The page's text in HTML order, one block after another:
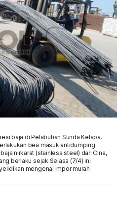
baja di Pelabuhan Sunda Kelapa.
bea masuk antidumping
nirkarat (stainless steel) dari Cina,
berlaku sejak Selasa (7/4) ini
mengenai impor murah